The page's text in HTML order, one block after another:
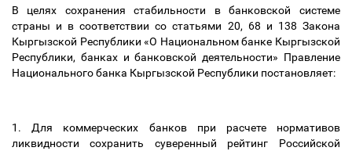
В целях сохранения стабильности в банковской системе
страны и в соответствии со статьями 20, 68 и 138 Закона
Кыргызской Республики «О Национальном банке Кыргызской
Республики, банках и банковской деятельности» Правление
Национального банка Кыргызской Республики постановляет:
1. Для коммерческих банков при расчете нормативов
ликвидности сохранить суверенный рейтинг Российской